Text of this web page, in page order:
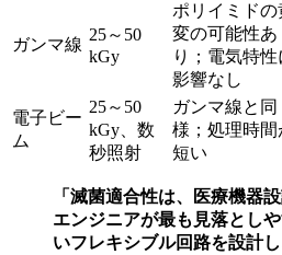
ガンマ線
25～50
kGy
ポリイミドの
変の可能性あ
り；電気特性
影響なし
電子ビー
ム
25～50
kGy、数
秒照射
ガンマ線と同
様；処理時間
短い
「滅菌適合性は、医療機器
エンジニアが最も見落とし
いフレキシブル回路を設計